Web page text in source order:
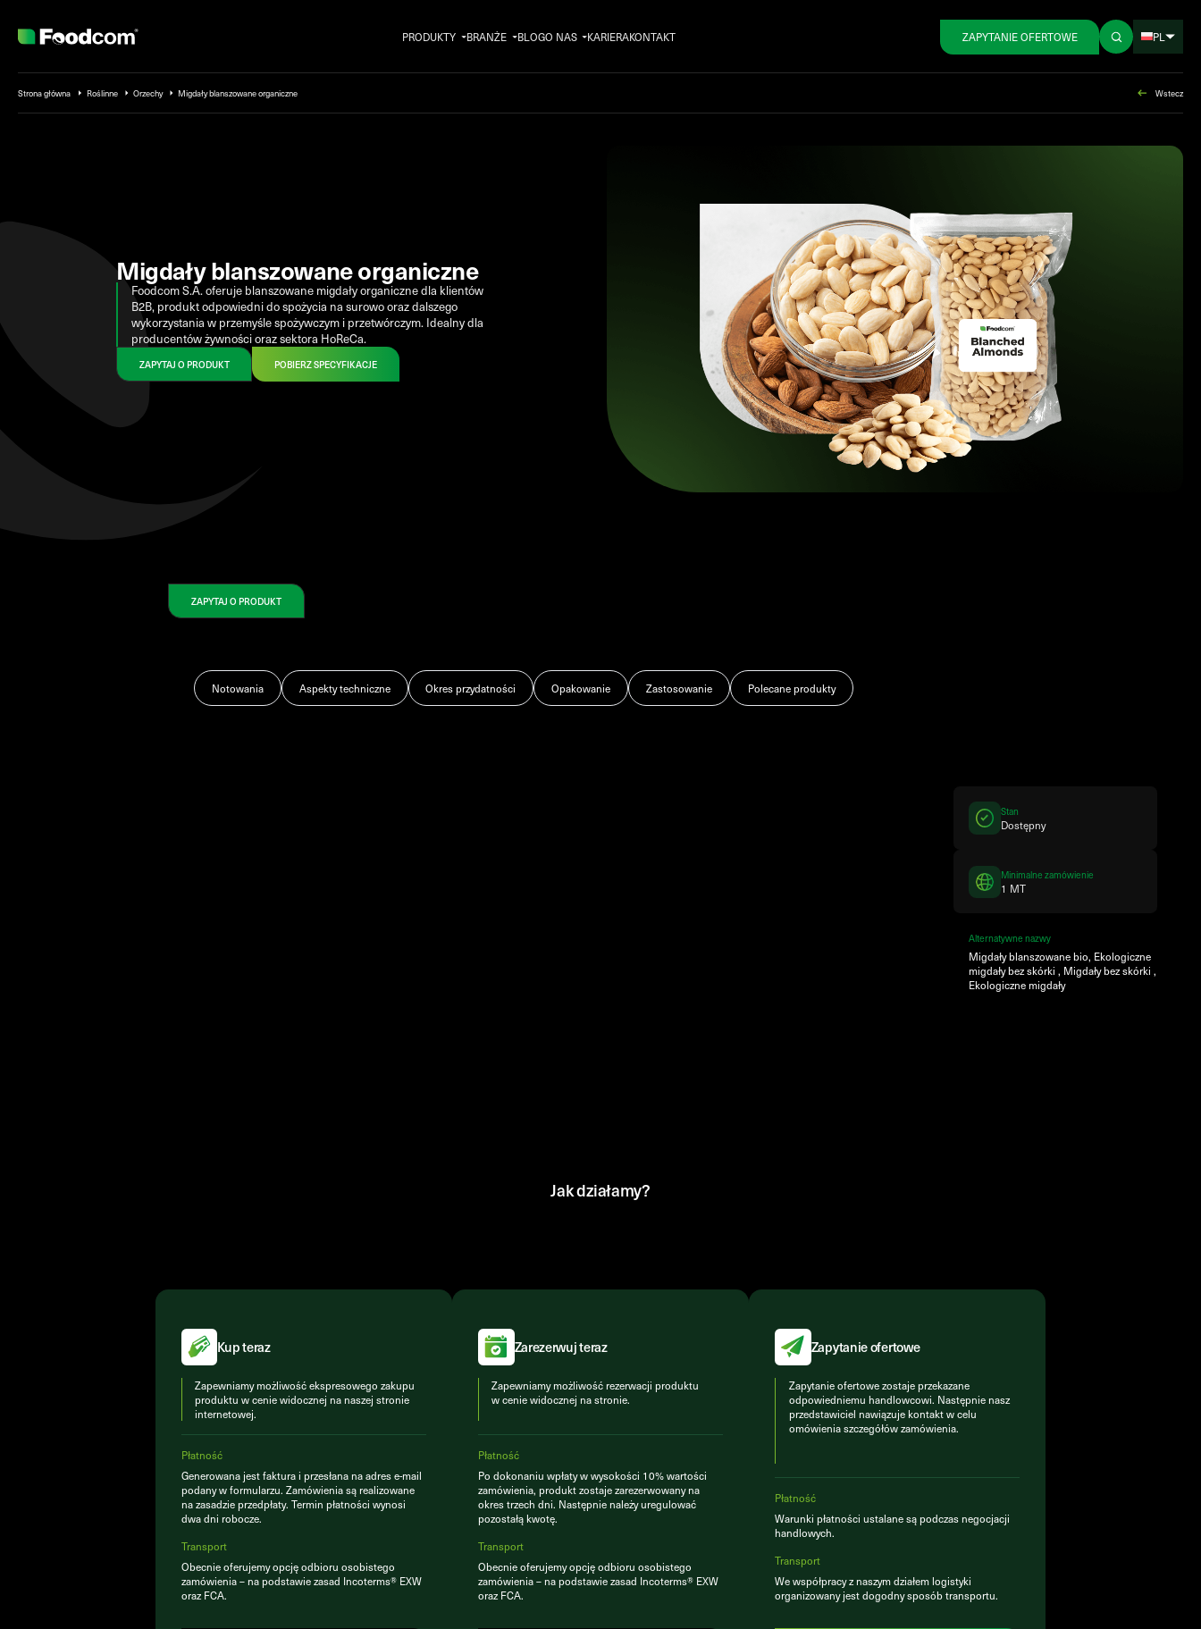
PRODUKTY BRANŻE BLOGO NAS KARIERAKONTAKT ZAPYTANIE OFERTOWE PL
Strona główna Roślinne Orzechy Migdały blanszowane organiczne Wstecz
Migdały blanszowane organiczne
FoodcomS.A. oferuje blanszowane migdały organiczne dla klientów
B2B, produktodpowiedni do spożycia na surowo oraz dalszego
wykorzystania w przemyśle spożywczym i przetwórczym.Idealny dla
producentów żywności oraz sektora HoReCa.
ZAPYTAJ O PRODUKT POBIERZ SPECYFIKACJE
ZAPYTAJ O PRODUKT
Notowania Aspekty techniczne Okres przydatności Opakowanie Zastosowanie Polecane produkty
Stan
Dostępny
Minimalne zamówienie
1 MT
Alternatywne nazwy
Migdały blanszowane bio, Ekologiczne
migdały bez skórki , Migdały bez skórki ,
Ekologiczne migdały
Jak działamy?
Kup teraz
Zapewniamy możliwość ekspresowego zakupu
produktu w cenie widocznej na naszej stronie
internetowej.
Płatność
Generowana jest faktura i przesłana na adres e-mail
podany w formularzu. Zamówienia są realizowane
na zasadzie przedpłaty. Termin płatności wynosi
dwa dni robocze.
Transport
Obecnie oferujemy opcję odbioru osobistego
zamówienia – na podstawie zasad Incoterms® EXW
oraz FCA.
Zarezerwuj teraz
Zapewniamy możliwość rezerwacji produktu
w cenie widocznej na stronie.
Płatność
Po dokonaniu wpłaty w wysokości 10% wartości
zamówienia, produkt zostaje zarezerwowany na
okres trzech dni. Następnie należy uregulować
pozostałą kwotę.
Transport
Obecnie oferujemy opcję odbioru osobistego
zamówienia – na podstawie zasad Incoterms® EXW
oraz FCA.
Zapytanie ofertowe
Zapytanie ofertowe zostaje przekazane
odpowiedniemu handlowcowi. Następnie nasz
przedstawiciel nawiązuje kontakt w celu
omówienia szczegółów zamówienia.
Płatność
Warunki płatności ustalane są podczas negocjacji
handlowych.
Transport
We współpracy z naszym działem logistyki
organizowany jest dogodny sposób transportu.